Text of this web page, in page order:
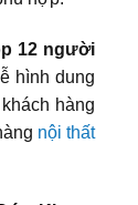
12 người
hình dung
hàng
nội thất